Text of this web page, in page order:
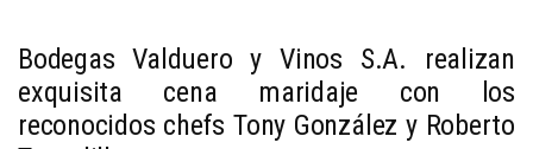
Bodegas Valduero y Vinos S.A. realizan
exquisita cena maridaje con los
reconocidos chefs Tony González y Roberto